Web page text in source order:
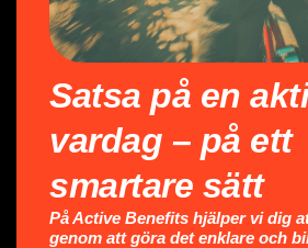
Satsa på en
vardag – på ett
smartare sätt
På Active Benefits hjälper vi dig
genom att göra det enklare och